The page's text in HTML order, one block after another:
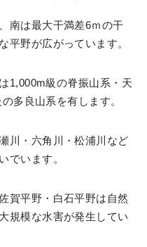
南は最大干満差6ｍの干
平野が広がっています。
1,000m級の脊振山系・天
多良山系を有します。
川・六角川・松浦川など
でいます。
賀平野・白石平野は自然
規模な水害が発生してい